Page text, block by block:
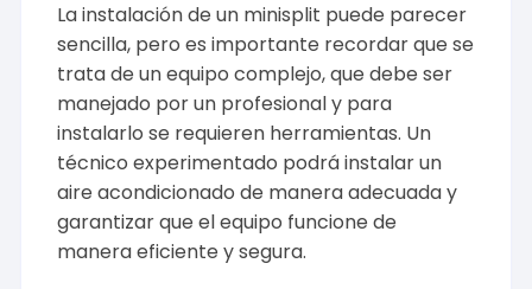
La instalación de un minisplit puede parecer
sencilla, pero es importante recordar que se
trata de un equipo complejo, que debe ser
manejado por un profesional y para
instalarlo se requieren herramientas. Un
técnico experimentado podrá instalar un
aire acondicionado de manera adecuada y
garantizar que el equipo funcione de
manera eficiente y segura.